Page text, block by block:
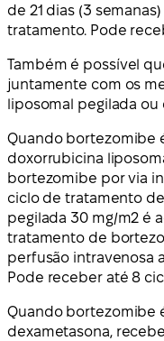
de 21 dias (3
tratamento. Pode
Também é possível
juntamente com os
liposomal pegilada ou
Quando bortezomibe
doxorrubicina
bortezomibe por via
ciclo de tratamento
pegilada 30 mg/m2 é
tratamento de
perfusão intravenosa
Pode receber até 8
Quando bortezomibe
dexametasona,